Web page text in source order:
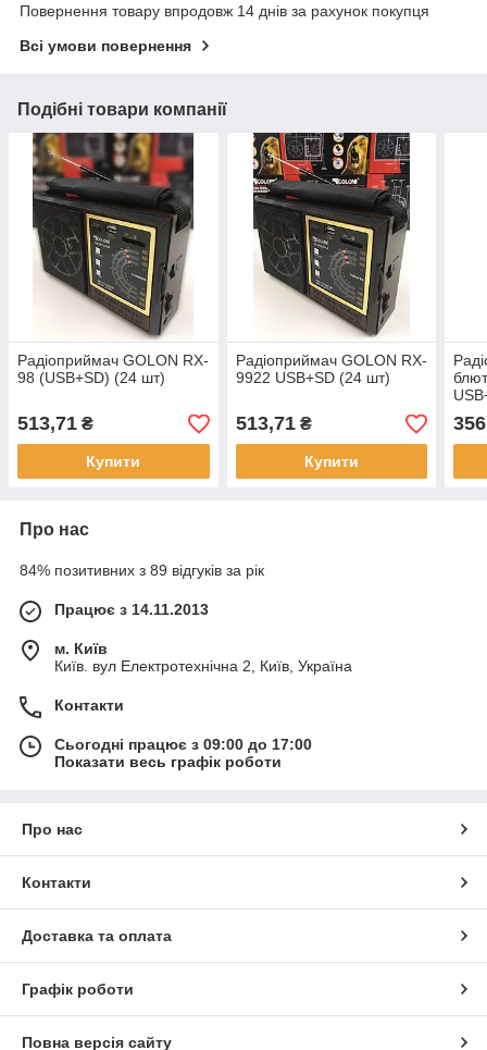
Повернення товару впродовж 14 днів за рахунок покупця
Всі умови повернення
Подібні товари компанії
Радіоприймач GOLON RX-
98 (USB+SD) (24 шт)
513,71 ₴
Купити
Радіоприймач GOLON RX-
9922 USB+SD (24 шт)
513,71₴
Купити
Про нас
84% позитивних з 89 відгуків за рік
Працює з 14.11.2013
м. Київ
Київ. вул Електротехнічна 2, Київ, Україна
Контакти
Сьогодні працює з 09:00 до 17:00
Показати весь графік роботи
Про нас
Контакти
Доставка та оплата
Графік роботи
Повна версія сайту